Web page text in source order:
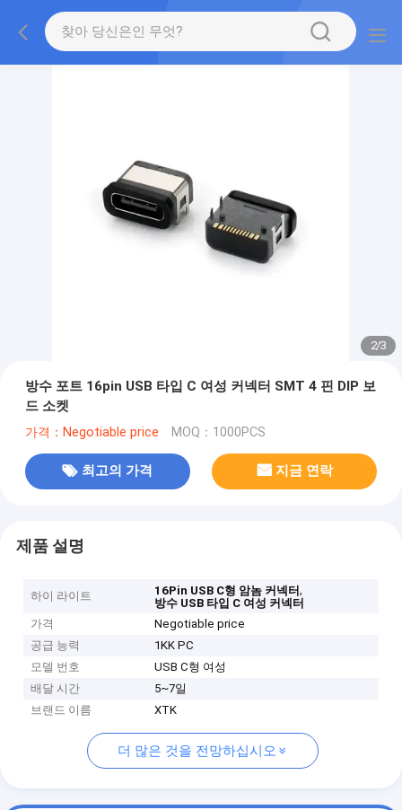
2/3
방수 포트 16pin USB 타입 C 여성 커넥터 SMT 4 핀 DIP 보
드 소켓
가격：Negotiable price MOQ：1000PCS
최고의 가격 지금 연락
제품 설명
하이 라이트 16Pin USB C형 암놈 커넥터,
방수 USB 타입 C 여성 커넥터
가격
Negotiable price
공급 능력
1KK PC
모델 번호
USB C형 여성
배달 시간
5~7일
브랜드 이름
XTK
더 많은 것을 전망하십시오